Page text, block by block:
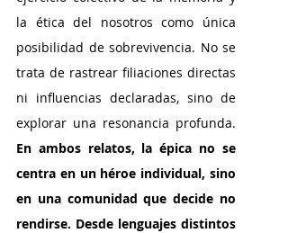
la ética del nosotros como única
posibilidad de sobrevivencia. No se
trata de rastrear filiaciones directas
ni influencias declaradas, sino de
En ambos relatos, la épica no se
centra en un héroe individual, sino
en una comunidad que decide no
rendirse. Desde lenguajes distintos